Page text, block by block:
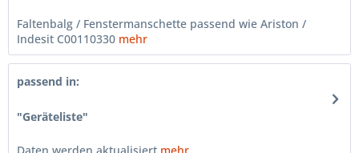
Faltenbalg / Fenstermanschette passend wie Ariston /
Indesit C00110330 mehr
passend in:
"Geräteliste"